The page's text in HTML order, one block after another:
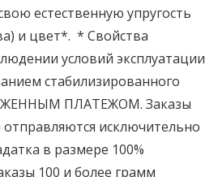
естественную упругость
и цвет*. * Свойства
условий эксплуатации
стабилизированного
ПЛАТЕЖОМ. Заказы
исключительно
в размере 100%
100 и более грамм